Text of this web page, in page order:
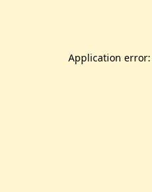
Application